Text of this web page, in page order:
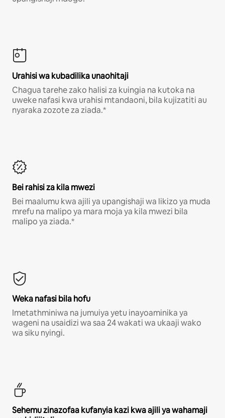
Urahisi wa kubadilika unaohitaji
Chagua tarehe zako halisi za kuingia na kutoka na
uweke nafasi kwa urahisi mtandaoni, bila kujizatiti au
nyaraka zozote za ziada.*
Bei rahisi za kila mwezi
Bei maalumu kwa ajili ya upangishaji wa likizo ya muda
mrefu na malipo ya mara moja ya kila mwezi bila
malipo ya ziada.*
Weka nafasi bila hofu
Imetathminiwa na jumuiya yetu inayoaminika ya
wageni na usaidizi wa saa 24 wakati wa ukaaji wako
wa siku nyingi.
Sehemu zinazofaa kufanyia kazi kwa ajili ya wahamaji